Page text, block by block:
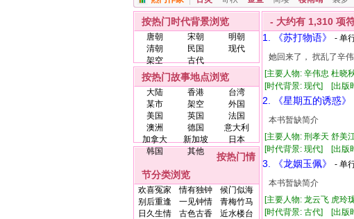
按热门时代背景浏览
唐朝 宋朝
明朝
清朝
民国
现代
架空
古代
按热门故事地点浏览
大陆 香港
台湾
某市
架空
外国
美国
英国
法国
澳洲
德国
意大利
加拿大
新加坡
日本
韩国
其他
按热门情
节分类浏览
欢喜冤家 情有独钟
候门似海
别后重逢
一见钟情
青梅竹马
日久生情
古色古香
近水楼台
- 大约有 1,310 项
1. 《苏打物语》
- 单
她回来了， 扰乱了辛
[主要人物: 辛伟忠 杜
[时代背景: 现代] [出
2. 《星期五的诱惑》
本书暂缺简介
[主要人物: 刑孝天 舒
[时代背景: 现代] [出
3. 《龙姻玉佩》 - 单
本书暂缺简介
[主要人物: 龙云飞 虎
[时代背景: 古代] [出